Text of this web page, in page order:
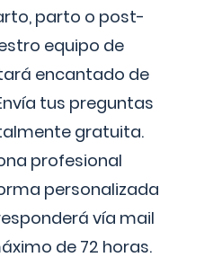
parto o post-
equipo de
encantado de
tus preguntas
gratuita.
profesional
personalizada
vía mail
de 72 horas.